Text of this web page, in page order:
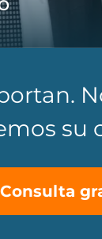
su
Consulta